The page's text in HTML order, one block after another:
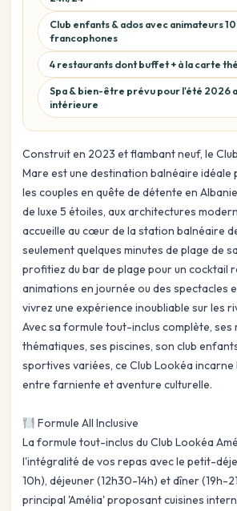
Club enfants & ados avec animateurs
francophones
4 restaurants dont buffet + à la carte
Spa & bien-être prévu pour l'été 2026
intérieure
Construit en 2023 et flambant neuf, le
Mare est une destination balnéaire idéale
les couples en quête de détente en
de luxe 5 étoiles, aux architectures
accueille au cœur de la station balnéaire
seulement quelques minutes de plage de
profitiez du bar de plage pour un cocktail
animations en journée ou des spectacles
vivrez une expérience inoubliable sur les
Avec sa formule tout-inclus complète,
thématiques, ses piscines, son club
sportives variées, ce Club Lookéa
entre farniente et aventure culturelle.
Formule All Inclusive
La formule tout-inclus du Club Lookéa
l'intégralité de vos repas avec le petit-
10h), déjeuner (12h30-14h) et dîner (19h-
principal 'Amélia' proposant cuisines